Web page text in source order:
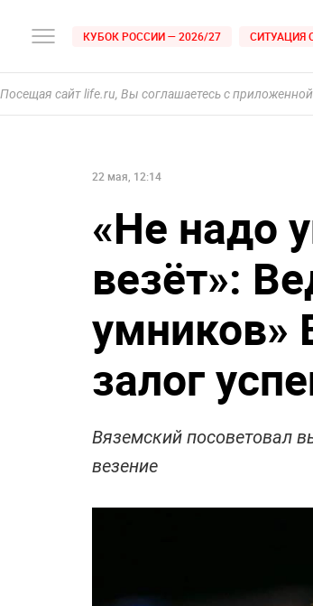
КУБОК РОССИИ — 2026/27 СИТУАЦИЯ
Посещая сайт life.ru, Вы соглашаетесь с приложенной
22 мая, 12:14
«Не надо
везёт»:
умников»
залог
Вяземский посоветовал
везение